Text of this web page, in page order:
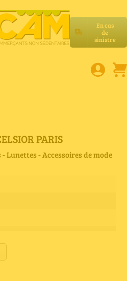
En cas
de
sinistre
PARIS
Lunettes - Accessoires de mode